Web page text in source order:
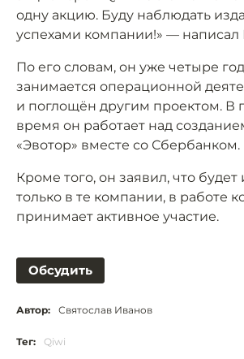
одну акцию. Буду наблюдать
успехами компании!» — написал
По его словам, он уже четыре
занимается операционной
и поглощён другим проектом. В
время он работает над
«Эвотор» вместе со Сбербанком.
Кроме того, он заявил, что будет
только в те компании, в работе
принимает активное участие.
Обсудить
Автор: Святослав Иванов
Тег: Qiwi